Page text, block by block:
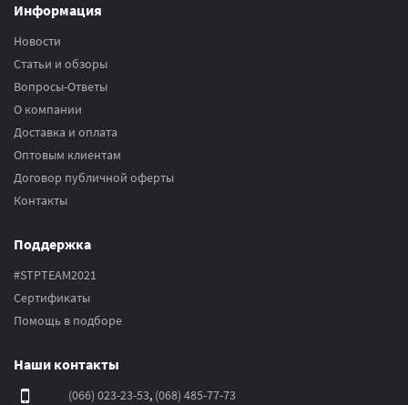
Информация
Новости
Статьи и обзоры
Вопросы-Ответы
О компании
Доставка и оплата
Оптовым клиентам
Договор публичной оферты
Контакты
Поддержка
#STPTEAM2021
Сертификаты
Помощь в подборе
Наши контакты
(066) 023-23-53, (068) 485-77-73